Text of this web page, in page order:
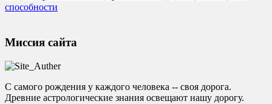
способности
Миссия сайта
С самого рождения у каждого человека -- своя дорога.
Древние астрологические знания освещают нашу дорогу.